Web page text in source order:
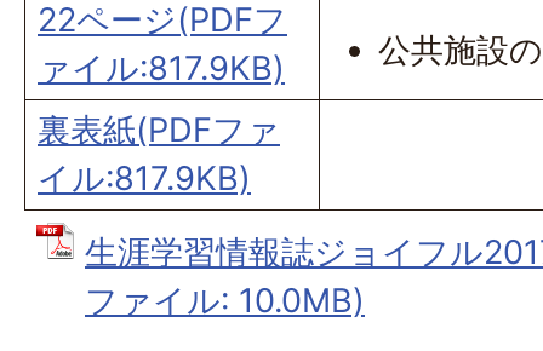
22ページ(PDFフ
ァイル:817.9KB)
公共施設
裏表紙(PDFファ
イル:817.9KB)
生涯学習情報誌ジョイフル
ファイル: 10.0MB)